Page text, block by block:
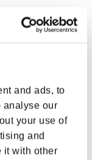
and ads, to
analyse our
your use of
and
it with other
(JST)